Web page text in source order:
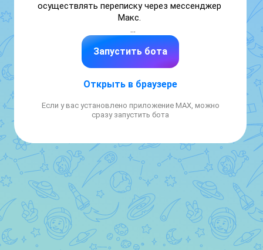
осуществлять переписку через мессенджер
Макс.
Вы всегда можете позвонить нам по
телефону 89272763868
Запустить бота
Открыть в браузере
Если у вас установлено приложение MAX, можно
сразу запустить бота